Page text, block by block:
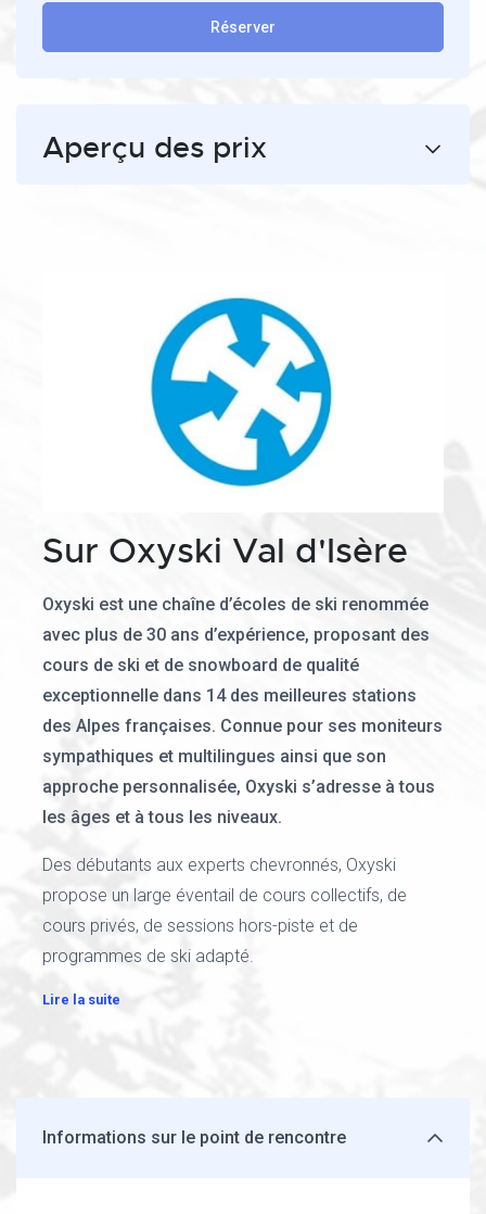
Réserver
Aperçu des prix
Sur Oxyski Val d'Isère
Oxyski est une chaîne d’écoles de ski renommée
avec plus de 30 ans d’expérience, proposant des
cours de ski et de snowboard de qualité
exceptionnelle dans 14 des meilleures stations
des Alpes françaises. Connue pour ses moniteurs
sympathiques et multilingues ainsi que son
approche personnalisée, Oxyski s’adresse à tous
les âges et à tous les niveaux.
Des débutants aux experts chevronnés, Oxyski
propose un large éventail de cours collectifs, de
cours privés, de sessions hors-piste et de
programmes de ski adapté.
Lire la suite
Informations sur le point de rencontre